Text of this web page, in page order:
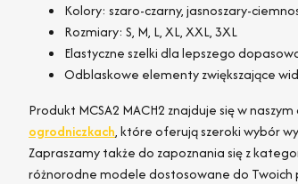
Kolory: szaro-czarny, jasnoszary-
Rozmiary: S, M, L, XL, XXL, 3XL
Elastyczne szelki dla lepszego
Odblaskowe elementy zwiększające
Produkt MCSA2 MACH2 znajduje się w
ogrodniczkach, które oferują szeroki wybór
Zapraszamy także do zapoznania się z
różnorodne modele dostosowane do